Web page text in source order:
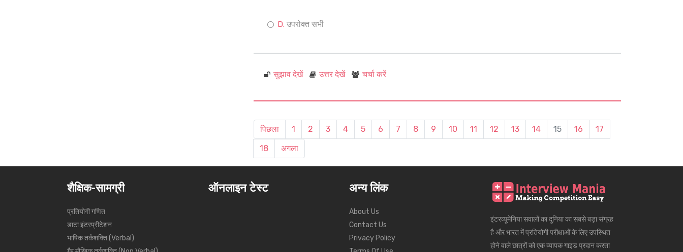
उपरोक्त सभी
सुझाव देखें उत्तर देखें चर्चा करें
पिछला 1 2 3 4 5 6 7 8 9 10 11 12 13 14 15 16
17
18
अगला
शैक्षिक-सामग्री
प्रतियोगी गणित
डाटा इंटरप्रीटेशन
भाषिक तर्कशक्ति (Verbal)
ऑनलाइन टेस्ट अन्य लिंक
About Us
Contact Us
Privacy Policy
इंटरव्यूमेनिया सवालों का दुनिया का सबसे बड़ा संग्रह
है और भारत में प्रतियोगी परीक्षाओं के लिए उपस्थित
होने वाले छात्रों को एक व्यापक गाइड प्रदान करता